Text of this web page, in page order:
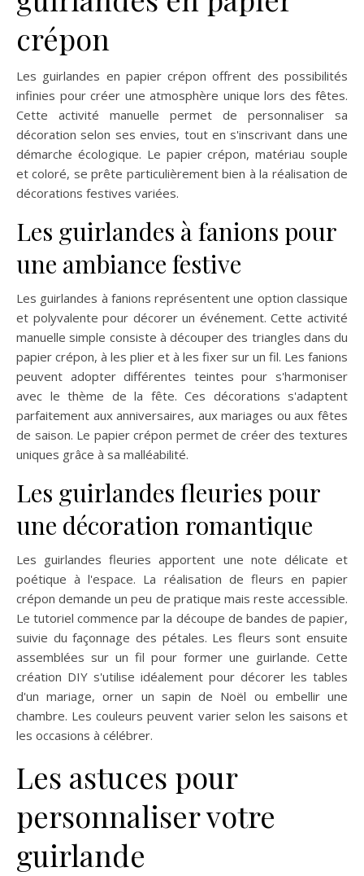
crépon
Les guirlandes en papier crépon offrent des possibilités
infinies pour créer une atmosphère unique lors des fêtes.
Cette activité manuelle permet de personnaliser sa
décoration selon ses envies, tout en s'inscrivant dans une
démarche écologique. Le papier crépon, matériau souple
et coloré, se prête particulièrement bien à la réalisation de
décorations festives variées.
Les guirlandes à fanions pour
une ambiance festive
Les guirlandes à fanions représentent une option classique
et polyvalente pour décorer un événement. Cette activité
manuelle simple consiste à découper des triangles dans du
papier crépon, à les plier et à les fixer sur un fil. Les fanions
peuvent adopter différentes teintes pour s'harmoniser
avec le thème de la fête. Ces décorations s'adaptent
parfaitement aux anniversaires, aux mariages ou aux fêtes
de saison. Le papier crépon permet de créer des textures
uniques grâce à sa malléabilité.
Les guirlandes fleuries pour
une décoration romantique
Les guirlandes fleuries apportent une note délicate et
poétique à l'espace. La réalisation de fleurs en papier
crépon demande un peu de pratique mais reste accessible.
Le tutoriel commence par la découpe de bandes de papier,
suivie du façonnage des pétales. Les fleurs sont ensuite
assemblées sur un fil pour former une guirlande. Cette
création DIY s'utilise idéalement pour décorer les tables
d'un mariage, orner un sapin de Noël ou embellir une
chambre. Les couleurs peuvent varier selon les saisons et
les occasions à célébrer.
Les astuces pour
personnaliser votre
guirlande